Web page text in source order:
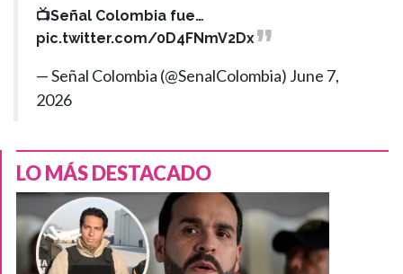
📺Señal Colombia fue…
pic.twitter.com/0D4FNmV2Dx
— Señal Colombia (@SenalColombia) June 7,
2026
LO MÁS DESTACADO